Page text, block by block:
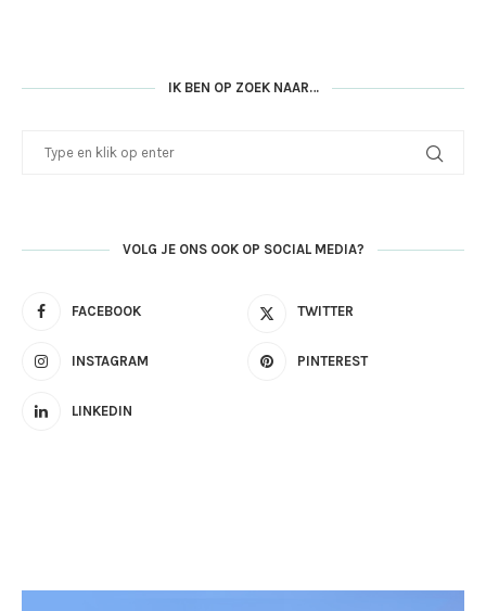
IK BEN OP ZOEK NAAR…
VOLG JE ONS OOK OP SOCIAL MEDIA?
FACEBOOK TWITTER
INSTAGRAM PINTEREST
LINKEDIN